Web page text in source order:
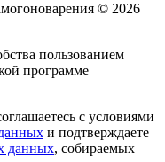
© 2026
пользованием
программе
с условиями
и подтверждаете
данных, собираемых